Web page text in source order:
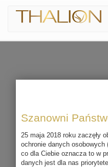
Szanowni
25 maja 2018 roku zaczęły
ochronie danych osobowych
co dla Ciebie oznacza to w
danych jest dla nas